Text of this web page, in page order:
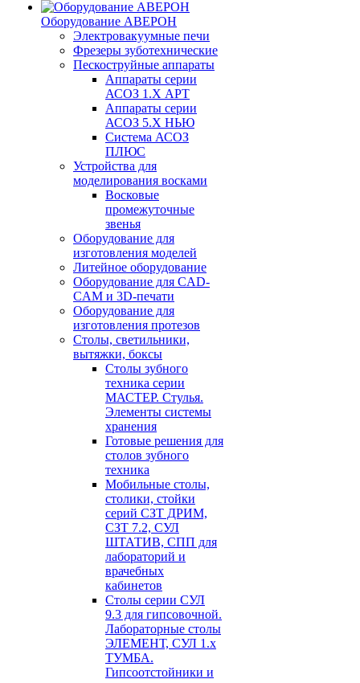
Оборудование АВЕРОН
Электровакуумные печи
Фрезеры зуботехнические
Пескоструйные аппараты
Аппараты серии
АСОЗ 1.Х АРТ
Аппараты серии
АСОЗ 5.Х НЬЮ
Система АСОЗ
ПЛЮС
Устройства для
моделирования восками
Восковые
промежуточные
звенья
Оборудование для
изготовления моделей
Литейное оборудование
Оборудование для CAD-
CAM и 3D-печати
Оборудование для
изготовления протезов
Cтолы, светильники,
вытяжки, боксы
Столы зубного
техника серии
МАСТЕР. Стулья.
Элементы системы
хранения
Готовые решения для
столов зубного
техника
Мобильные столы,
столики, стойки
серий СЗТ ДРИМ,
СЗТ 7.2, СУЛ
ШТАТИВ, СПП для
лабораторий и
врачебных
кабинетов
Столы серии СУЛ
9.3 для гипсовочной.
Лабораторные столы
ЭЛЕМЕНТ, СУЛ 1.х
ТУМБА.
Гипсоотстойники и